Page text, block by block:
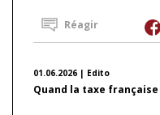
Réagir
01.06.2026 | Edito
Quand la taxe